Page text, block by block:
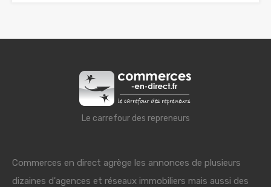
Le carrefour des repreneurs
Commerces en direct agrège les annonces de plusieurs
dizaines d'agences et réseaux immobiliers mais aussi des